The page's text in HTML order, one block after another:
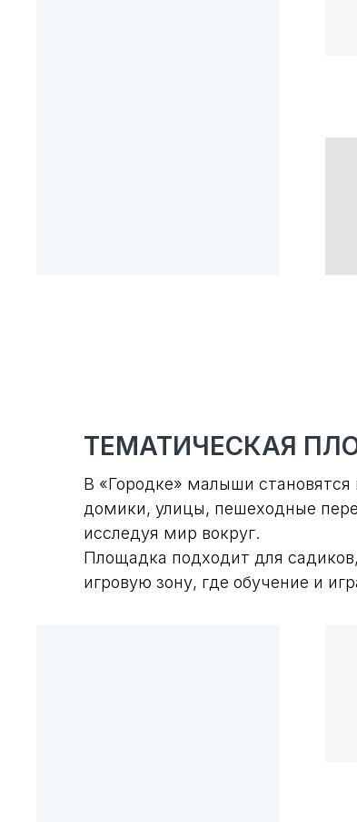
ТЕМАТИЧЕСКАЯ
В «Городке» малыши
домики, улицы, пешеходные
исследуя мир вокруг.
Площадка подходит для
игровую зону, где обучение и